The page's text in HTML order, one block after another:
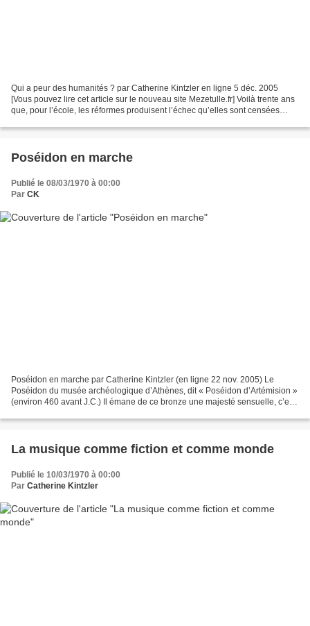
Qui a peur des humanités ? par Catherine Kintzler en ligne 5 déc. 2005
[Vous pouvez lire cet article sur le nouveau site Mezetulle.fr] Voilà trente ans
que, pour l’école, les réformes produisent l’échec qu’elles sont censées
Poséidon en marche
Publié le 08/03/1970 à 00:00
Par CK
Poséidon en marche par Catherine Kintzler (en ligne 22 nov. 2005) Le
Poséidon du musée archéologique d’Athènes, dit « Poséidon d’Artémision »
(environ 460 avant J.C.) Il émane de ce bronze une majesté sensuelle, c’est
La musique comme fiction et comme monde
Publié le 10/03/1970 à 00:00
Par Catherine Kintzler